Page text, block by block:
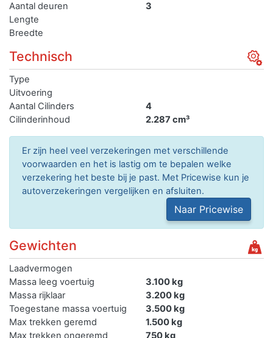
Aantal deuren
3
Lengte
Breedte
Technisch
Type
Uitvoering
Aantal Cilinders
4
Cilinderinhoud
2.287 cm³
Er zijn heel veel verzekeringen met verschillende
voorwaarden en het is lastig om te bepalen welke
verzekering het beste bij je past. Met Pricewise kun je
autoverzekeringen vergelijken en afsluiten.
Naar Pricewise
Gewichten
Laadvermogen
Massa leeg voertuig
3.100 kg
Massa rijklaar
3.200 kg
Toegestane massa voertuig
3.500 kg
Max trekken geremd
1.500 kg
Max trekken ongeremd
750 kg